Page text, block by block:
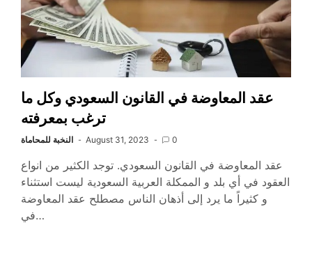
عقد المعاوضة في القانون السعودي وكل ما
ترغب بمعرفته
النخبة للمحاماة August 31, 2023 0
عقد المعاوضة في القانون السعودي. توجد الكثير من انواع
العقود في أي بلد و الممكلة العربية السعودية ليست استثناء
و كثيراً ما يرد إلى أذهان الناس مصطلح عقد المعاوضة
في…